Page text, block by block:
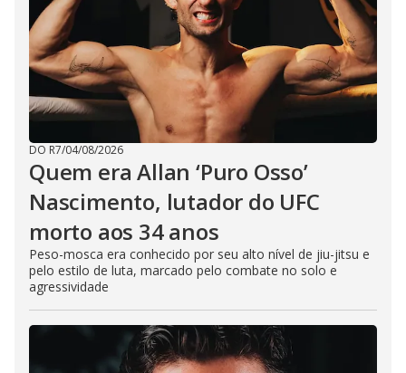
DO R7/04/08/2026
Quem era Allan ‘Puro Osso’
Nascimento, lutador do UFC
morto aos 34 anos
Peso-mosca era conhecido por seu alto nível de jiu-jitsu e
pelo estilo de luta, marcado pelo combate no solo e
agressividade